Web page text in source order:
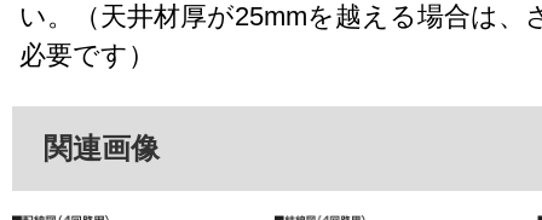
い。（天井材厚が25mmを越える場合は、
必要です）
関連画像